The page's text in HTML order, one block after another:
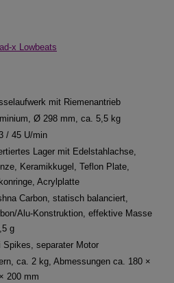
x Lowbeats
mit Riemenantrieb
Ø 298 mm, ca. 5,5 kg
/ 45 U/min
Lager mit Edelstahlachse,
Keramikkugel, Teflon Plate,
Acrylplatte
Carbon, statisch balanciert,
Alu-Konstruktion, effektive Masse
g
Spikes, separater Motor
ca. 2 kg, Abmessungen ca. 180 ×
200 mm